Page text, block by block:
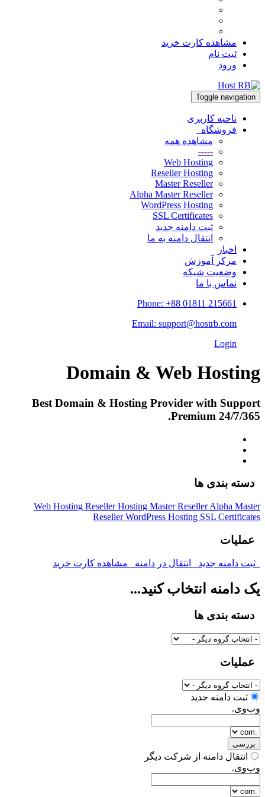
مشاهده کارت خرید
ثبت نام
ورود
Toggle navigation
ناحیه کاربری
فروشگاه
مشاهده همه
-----
Web Hosting
Reseller Hosting
Master Reseller
Alpha Master Reseller
WordPress Hosting
SSL Certificates
ثبت دامنه جدید
انتقال دامنه به ما
اخبار
مرکز آموزش
وضعیت شبکه
تماس با ما
Phone: +88 01811 215661
Email: support@hostrb.com
Login
Domain & Web Hosting
Best Domain & Hosting Provider with Support
Premium 24/7/365.
دسته بندی ها
Web Hosting Reseller Hosting Master ResellerAlpha Master
ResellerWordPress Hosting SSL Certificates
عملیات
ثبت دامنه جدید انتقال در دامنه مشاهده کارت خرید
یک دامنه انتخاب کنید...
دسته بندی ها
عملیات
ثبت دامنه جدید
وب‌وی.
بررسی
انتقال دامنه از شرکت دیگر
وب‌وی.